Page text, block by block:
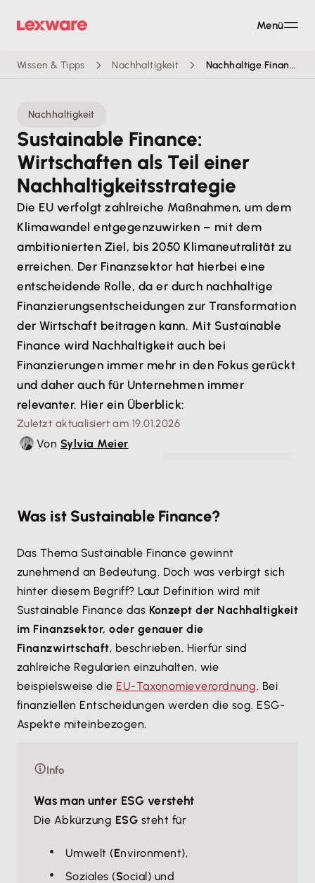
Wissen & Tipps Nachhaltigkeit Nachhaltige Finanzierungsmöglichkeiten
Nachhaltigkeit
Sustainable Finance:
Wirtschaften als Teil einer
Nachhaltigkeitsstrategie
Die EU verfolgt zahlreiche Maßnahmen, um dem
Klimawandel entgegenzuwirken – mit dem
ambitionierten Ziel, bis 2050 Klimaneutralität zu
erreichen. Der Finanzsektor hat hierbei eine
entscheidende Rolle, da er durch nachhaltige
Finanzierungsentscheidungen zur Transformation
der Wirtschaft beitragen kann. Mit Sustainable
Finance wird Nachhaltigkeit auch bei
Finanzierungen immer mehr in den Fokus gerückt
und daher auch für Unternehmen immer
relevanter. Hier ein Überblick:
Zuletzt aktualisiert am 19.01.2026
Von Sylvia Meier
Was ist Sustainable Finance?
Das Thema Sustainable Finance gewinnt
zunehmend an Bedeutung. Doch was verbirgt sich
hinter diesem Begriff? Laut Definition wird mit
Sustainable Finance das Konzept der Nachhaltigkeit
im Finanzsektor, oder genauer die
Finanzwirtschaft, beschrieben. Hierfür sind
zahlreiche Regularien einzuhalten, wie
beispielsweise die EU-Taxonomieverordnung. Bei
finanziellen Entscheidungen werden die sog. ESG-
Aspekte miteinbezogen.
Info
Was man unter ESG versteht
Die Abkürzung ESG steht für
Umwelt (Environment),
Soziales (Social) und
Menü